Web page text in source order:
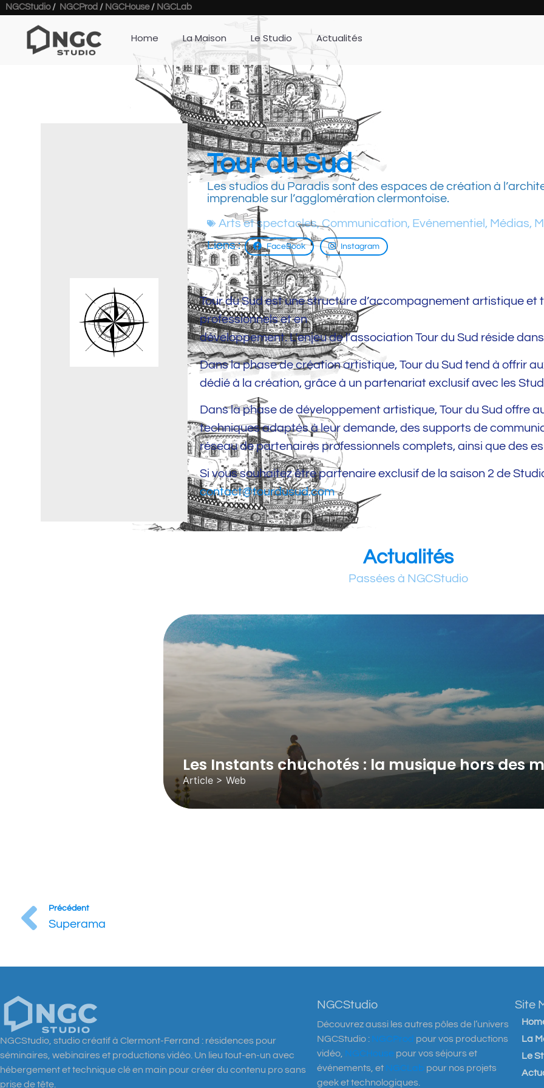
NGCStudio/ NGCProd / NGCHouse/ NGCLab
Home La Maison Le Studio Actualités
Tour du Sud
Les studios du Paradis sont des espaces de création à
imprenable sur l’agglomération clermontoise.
Arts et spectacles,Communication, Evénementiel , Médias,
Liens :
FaceBook Instagram
Tour du Sud est une structure d’accompagnement artistique et
professionnels et en
développement. L’enjeu de l’association Tour du Sud réside
Dans la phase de création artistique, Tour du Sud tend à offrir
dédié à la création, grâce à un partenariat exclusif avec les
Dans la phase de développement artistique, Tour du Sud offre
techniques adaptés à leur demande, des supports de
réseau de partenaires professionnels complets, ainsi que des
Si vous souhaitez être partenaire exclusif de la saison 2 de
contact@tourdusud.com
Actualités
Passées à NGCStudio
Les Instants chuchotés : la musique hors des
Article > Web
Précédent
Superama
NGCStudio, studio créatif à Clermont-Ferrand : résidences pour
séminaires, webinaires et productions vidéo. Un lieu tout-en-un avec
hébergement et technique clé en main pour créer du contenu pro sans
prise de tête.
NGCStudio
Découvrez aussi les autres pôles de l’univers
NGCStudio : NGCProd pour vos productions
vidéo, NGCHouse pour vos séjours et
événements, et NGCLab pour nos projets
geek et technologiques.
Site
La
Le